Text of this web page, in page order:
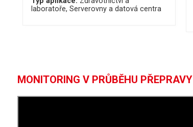
laboratoře Serverovny a datová centra
MONITORING V PRŮBĚHU PŘEPRAVY